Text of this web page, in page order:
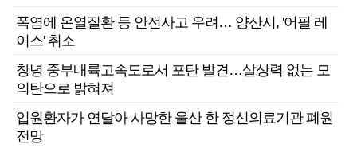
폭염에 온열질환 등 안전사고 우려… 양산시, '어필 레
이스' 취소
창녕 중부내륙고속도로서 포탄 발견…살상력 없는 모
의탄으로 밝혀져
입원환자가 연달아 사망한 울산 한 정신의료기관 폐원
전망